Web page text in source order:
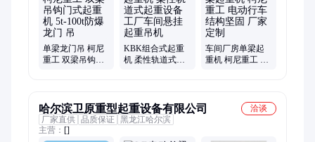
单梁龙门吊 柯尼
重工 双梁吊钩门
KBK组合式起重
机 柔性轨道式起
车间厂房单梁起
重机 柯尼重工 电
哈尔滨卫原重型起重设备有限公司
洽谈
厂家直供 品质保证 黑龙江哈尔滨
主营： []